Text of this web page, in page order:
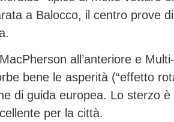
a Balocco, il centro prove
all’anteriore e
bene le asperità (“effetto
di guida europea. Lo sterzo è
per la città.